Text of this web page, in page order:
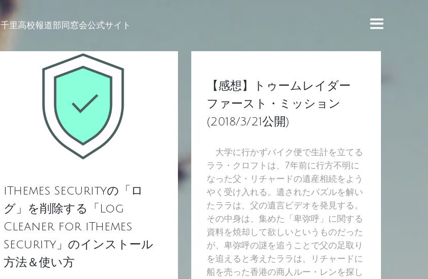
千里高校報道部同窓会公式サイト
iThemes Securityの「ロ
グ」を削除する「Log
Cleaner for iThemes
Security」のインストール
方法＆使い方
【感想】トゥームレイダー
ファースト・ミッション
(2018/3/21公開)
大学に行かずバイク便で生計を立てる
ララ・クロフトは、7年前に行方不明に
なった父・リチャードの遺産相続をよう
やく受け入れる。遺されたパズルを解い
たララは、父の遺言ビデオを発見する。
その中身は、集めた「卑弥呼」に関する
資料を焼却して欲しいというものだった
が、卑弥呼の謎を追うことで父の足取り
を追えると考えたララは、リチャードに
船を売った香港の商人ルー・レンを探し